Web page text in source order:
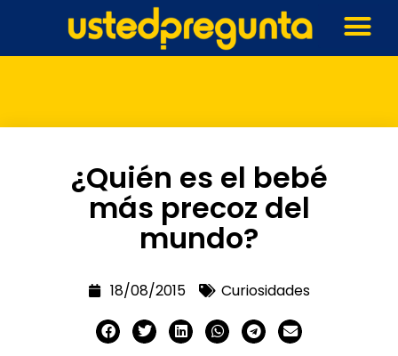
¿Quién es el bebé
más precoz del
mundo?
18/08/2015 Curiosidades